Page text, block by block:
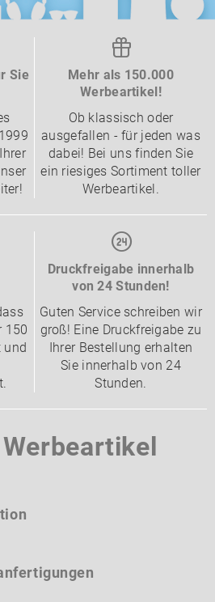
Sie
Mehr als 150.000
Werbeartikel!
Ob klassisch oder
ausgefallen - für jeden was
dabei! Bei uns finden Sie
ein riesiges Sortiment toller
Werbeartikel.
150
und
Druckfreigabe innerhalb
von 24 Stunden!
Guten Service schreiben wir
groß! Eine Druckfreigabe zu
Ihrer Bestellung erhalten
Sie innerhalb von 24
Stunden.